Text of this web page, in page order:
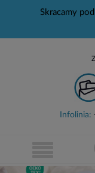
Skracamy
Infolinia: